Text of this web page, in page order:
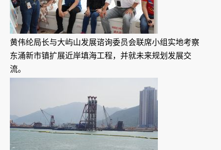
黄伟纶局长与大屿山发展谘询委员会联席小组实地考察
东涌新市镇扩展近岸填海工程，并就未来规划发展交
流。